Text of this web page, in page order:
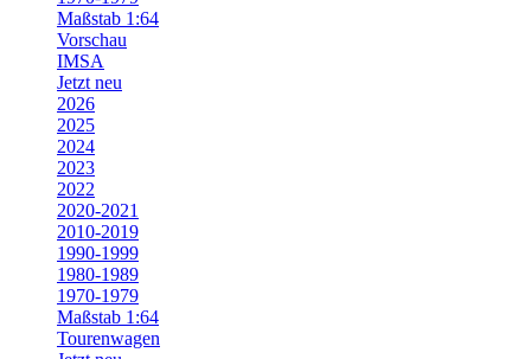
Maßstab 1:64
Vorschau
IMSA
Jetzt neu
2026
2025
2024
2023
2022
2020-2021
2010-2019
1990-1999
1980-1989
1970-1979
Maßstab 1:64
Tourenwagen